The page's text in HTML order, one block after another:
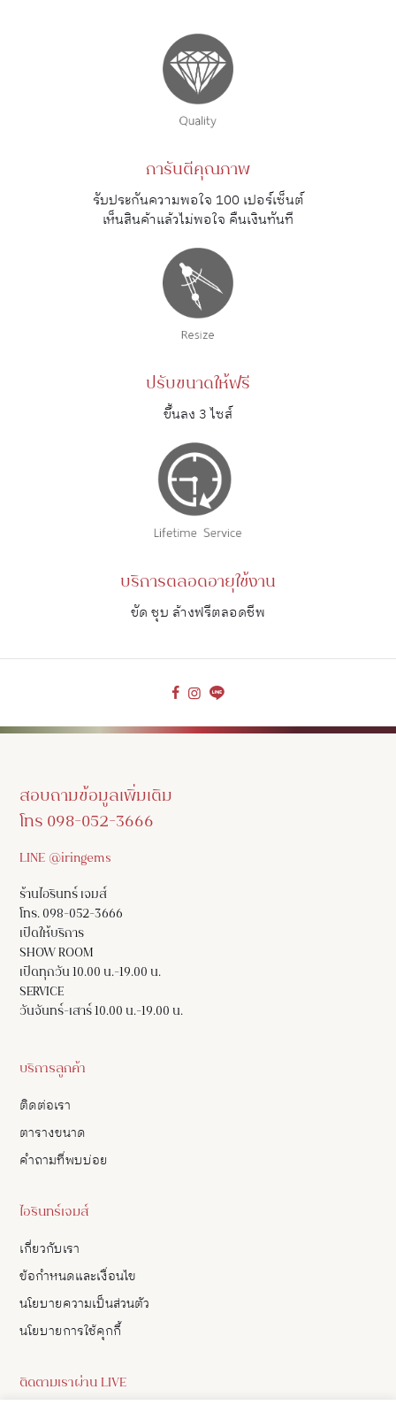
การันตีคุณภาพ
รับประกันความพอใจ 100 เปอร์เซ็นต์
เห็นสินค้าแล้วไม่พอใจ คืนเงินทันที
ปรับขนาดให้ฟรี
ขึ้นลง 3 ไซส์
บริการตลอดอายุใช้งาน
ขัด ชุบ ล้างฟรีตลอดชีพ
สอบถามข้อมูลเพิ่มเติม
โทร 098-052-3666
LINE @iringems
ร้านไอรินทร์ เจมส์
โทร. 098-052-3666
เปิดให้บริการ
SHOW ROOM
เปิดทุกวัน 10.00 น.-19.00 น.
SERVICE
วันจันทร์-เสาร์ 10.00 น.-19.00 น.
บริการลูกค้า
ติดต่อเรา
ตารางขนาด
คำถามที่พบบ่อย
ไอรินทร์เจมส์
เกี่ยวกับเรา
ข้อกำหนดและเงื่อนไข
นโยบายความเป็นส่วนตัว
นโยบายการใช้คุกกี้
ติดตามเราผ่าน LIVE